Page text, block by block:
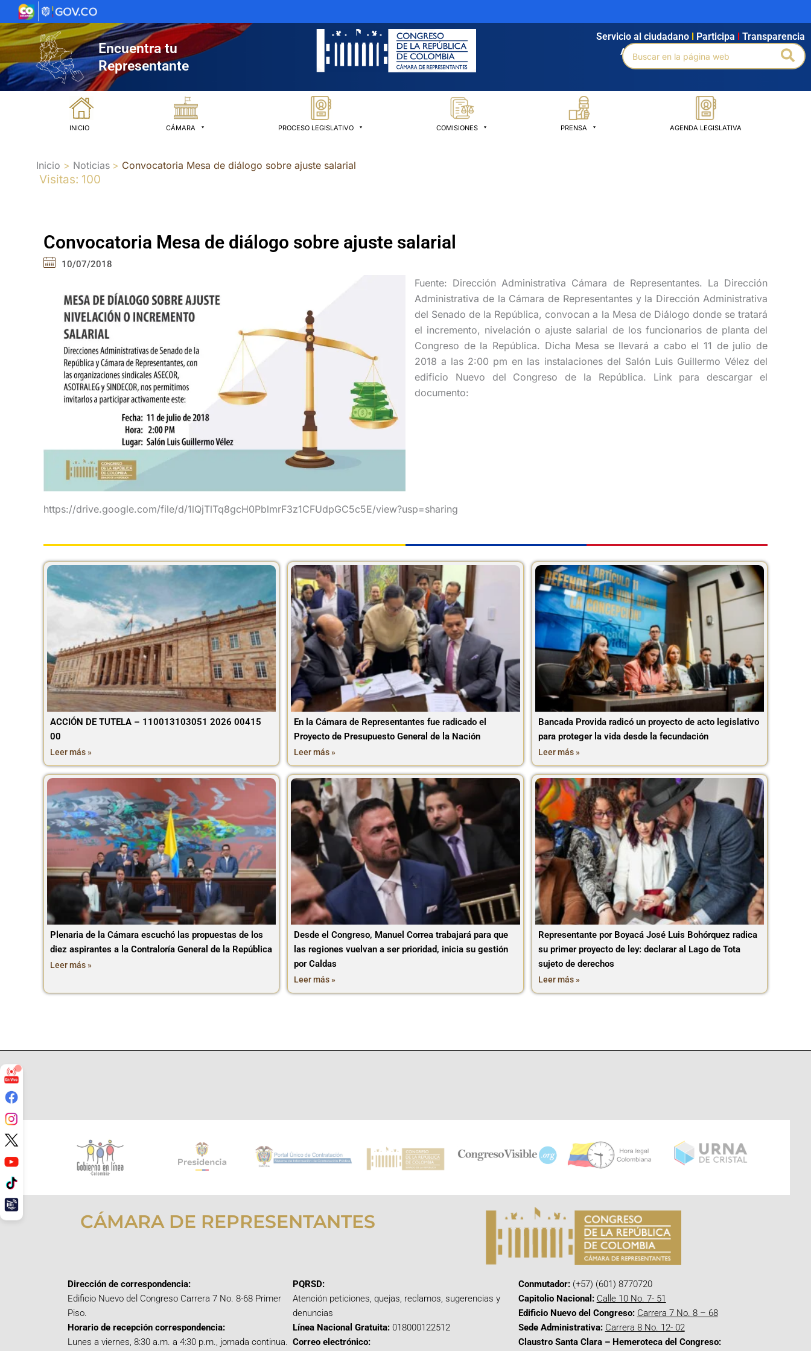
al
contenido
Encuentra tu
Representante
Agendamiento Intranet Búsqueda avanzada
Servicio al ciudadano Participa Transparencia
Buscar
por:
INICIO CÁMARA PROCESO LEGISLATIVO COMISIONES PRENSA AGENDA LEGISLATIVA
Inicio Noticias Convocatoria Mesa de diálogo sobre ajuste salarial
Visitas: 100
Convocatoria Mesa de diálogo sobre ajuste salarial
10/07/2018
Fuente: Dirección Administrativa Cámara de Representantes. La Dirección
Administrativa de la Cámara de Representantes y la Dirección Administrativa
del Senado de la República, convocan a la Mesa de Diálogo donde se tratará
el incremento, nivelación o ajuste salarial de los funcionarios de planta del
Congreso de la República. Dicha Mesa se llevará a cabo el 11 de julio de
2018 a las 2:00 pm en las instalaciones del Salón Luis Guillermo Vélez del
edificio Nuevo del Congreso de la República. Link para descargar el
documento:
https://drive.google.com/file/d/1lQjTlTq8gcH0PblmrF3z1CFUdpGC5c5E/view?usp=sharing
ACCIÓN DE TUTELA – 110013103051 2026 00415
00
Leer más »
En la Cámara de Representantes fue radicado el
Proyecto de Presupuesto General de la Nación
Leer más »
Bancada Provida radicó un proyecto de acto legislativo
para proteger la vida desde la fecundación
Leer más »
Plenaria de la Cámara escuchó las propuestas de los
diez aspirantes a la Contraloría General de la República
Leer más »
Desde el Congreso, Manuel Correa trabajará para que
las regiones vuelvan a ser prioridad, inicia su gestión
por Caldas
Leer más »
Representante por Boyacá José Luis Bohórquez radica
su primer proyecto de ley: declarar al Lago de Tota
sujeto de derechos
Leer más »
CÁMARA DE REPRESENTANTES
Dirección de correspondencia:
Edificio Nuevo del Congreso Carrera 7 No. 8-68 Primer
Piso.
Horario de recepción correspondencia:
Lunes a viernes, 8:30 a.m. a 4:30 p.m., jornada continua.
PQRSD:
Atención peticiones, quejas, reclamos, sugerencias y
denuncias
Línea Nacional Gratuita: 018000122512
Correo electrónico:
Conmutador:(+57) (601) 8770720
Capitolio Nacional: Calle 10 No. 7- 51
Edificio Nuevo del Congreso: Carrera 7 No. 8 – 68
Sede Administrativa: Carrera 8 No. 12- 02
Claustro Santa Clara – Hemeroteca del Congreso: